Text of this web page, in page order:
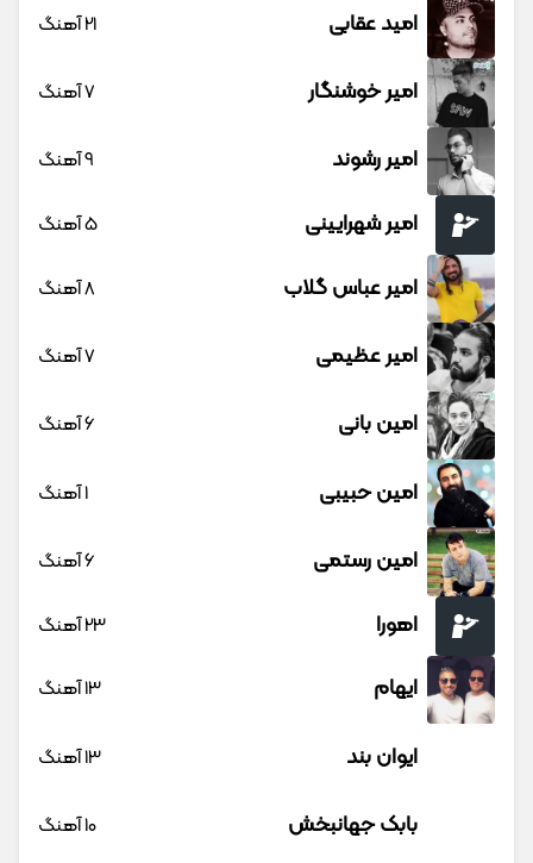
امید عقابی 21 آهنگ
امیر خوشنگار 7 آهنگ
امیر رشوند 9 آهنگ
امیر شهرایینی 5 آهنگ
امیر عباس گلاب 8 آهنگ
امیر عظیمی 7 آهنگ
امین بانی 6 آهنگ
امین حبیبی 1 آهنگ
امین رستمی 6 آهنگ
اهورا 23 آهنگ
ایهام 13 آهنگ
ایوان بند 13 آهنگ
بابک جهانبخش 10 آهنگ